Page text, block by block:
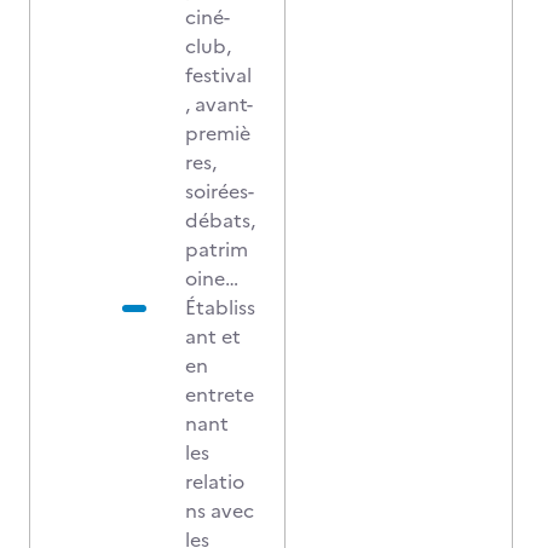
ciné-
club,
festival
, avant-
premiè
res,
soirées-
débats,
patrim
oine…
Établiss
ant et
en
entrete
nant
les
relatio
ns avec
les